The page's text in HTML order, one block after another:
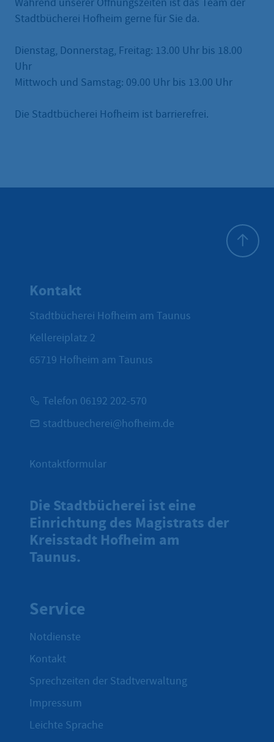
Während unserer Öffnungszeiten ist das Team der
Stadtbücherei Hofheim gerne für Sie da.
Dienstag, Donnerstag, Freitag: 13.00 Uhr bis 18.00
Uhr
Mittwoch und Samstag: 09.00 Uhr bis 13.00 Uhr
Die Stadtbücherei Hofheim ist barrierefrei.
Kontakt
Stadtbücherei Hofheim am Taunus
Kellereiplatz 2
65719 Hofheim am Taunus
Telefon 06192 202-570
stadtbuecherei@hofheim.de
Kontaktformular
Die Stadtbücherei ist eine
Einrichtung des Magistrats der
Kreisstadt Hofheim am
Taunus.
Service
Notdienste
Kontakt
Sprechzeiten der Stadtverwaltung
Impressum
Leichte Sprache